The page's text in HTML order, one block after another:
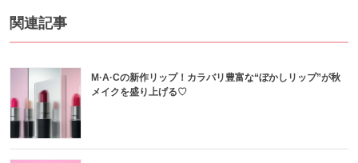
関連記事
M·A·Cの新作リップ！カラバリ豊富な“ぼかしリップ”が秋
メイクを盛り上げる♡